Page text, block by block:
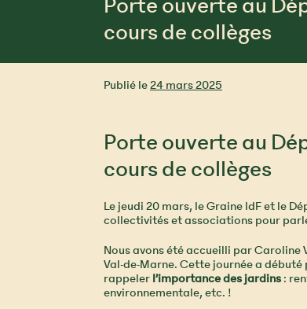
Porte ouverte au
cours de collèges
Publié le24 mars 2025
Porte ouverte au
cours de collèges
Le jeudi 20 mars, le Graine IdF et le
collectivités et associations pour
Nous avons été accueilli par
Val-de-Marne. Cette journée a débuté
rappelerl’importance des jardins:
environnementale, etc. !